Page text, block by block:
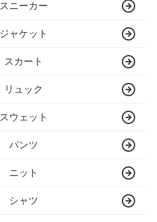
スニーカー
ジャケット
スカート
リュック
スウェット
パンツ
ニット
シャツ